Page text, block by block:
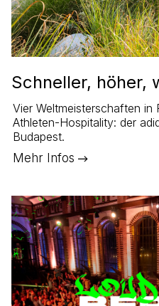
Schneller, höher,
Vier Weltmeisterschaften
Athleten-Hospitality: der
Budapest.
Mehr Infos